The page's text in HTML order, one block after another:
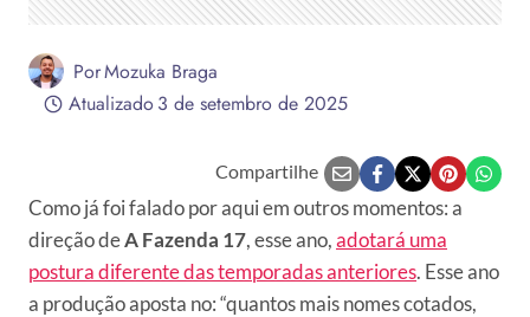
PorMozuka Braga
Atualizado3 de setembro de 2025
Compartilhe
Como já foi falado por aqui em outros momentos: a
direção deA Fazenda 17, esse ano,adotará uma
postura diferente das temporadas anteriores. Esse ano
a produção aposta no: “quantos mais nomes cotados,